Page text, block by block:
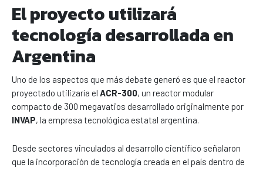
El proyecto utilizará
tecnología desarrollada en
Argentina
Uno de los aspectos que más debate generó es que el reactor
proyectado utilizaría el ACR-300, un reactor modular
compacto de 300 megavatios desarrollado originalmente por
INVAP, la empresa tecnológica estatal argentina.
Desde sectores vinculados al desarrollo científico señalaron
que la incorporación de tecnología creada en el país dentro de